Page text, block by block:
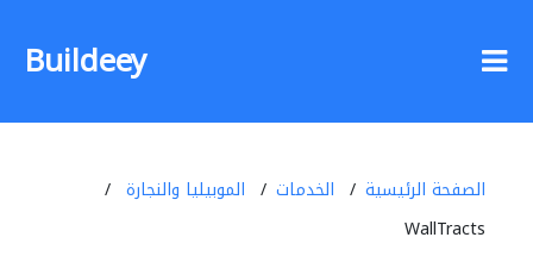
Buildeey
الصفحة الرئيسية الخدمات
الموبيليا والنجارة
WallTracts